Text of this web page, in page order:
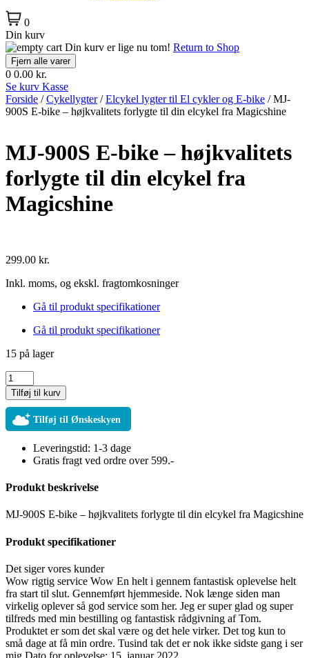
0
Din kurv
Din kurv er lige nu tom! Return to Shop
Fjern alle varer
0 0.00 kr.
Se kurv Kasse
Forside /Cykellygter/Elcykel lygter til El cykler og E-bike / MJ-
900S E-bike – højkvalitets forlygte til din elcykel fra Magicshine
MJ-900S E-bike – højkvalitets
forlygte til din elcykel fra
Magicshine
299.00 kr.
Inkl. moms, og ekskl. fragtomkosninger
Gå til produkt specifikationer
Gå til produkt specifikationer
15 på lager
MJ-
900S
E-
bike
-
forlygte
elcykel
Magicshine
Tilføj til kurv
Tilføj til Ønskeskyen
Leveringstid: 1-3 dage
Gratis fragt ved ordre over 599.-
Produkt beskrivelse
MJ-900S E-bike – højkvalitets forlygte til din elcykel fra Magicshine
Produkt specifikationer
Det siger vores kunder
Wow rigtig service Wow En helt i gennem fantastisk oplevelse helt
fra start til slut. Gennemført hjemmeside. Nok længe siden man
virkelig oplever så god service som her. Jeg er super glad og super
tilfreds med min bestilling og fantastisk rådgivning af Tom.
Produktet er som det skal være og det hele virker. Det tog kun to
små dage at få min ordre. Tusind tak det er nok ikke sidste gang i ser
mig Dato for oplevelse: 15. januar 2022